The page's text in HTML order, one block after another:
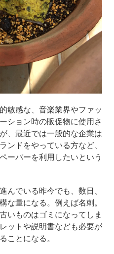
敏感な、音楽業界やファッ
ション時の販促物に使用さ
、最近では一般的な企業は
ンドをやっている方など、
ーパーを利用したいという
んでいる昨今でも、数日、
な量になる。例えば名刺。
いものはゴミになってしま
ットや説明書なども必要が
ことになる。